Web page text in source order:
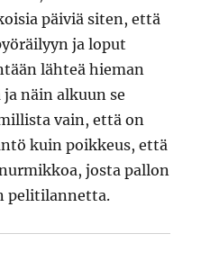
päiviä siten, että
ja loput
lähteä hieman
näin alkuun se
vain, että on
kuin poikkeus, että
josta pallon
pelitilannetta.